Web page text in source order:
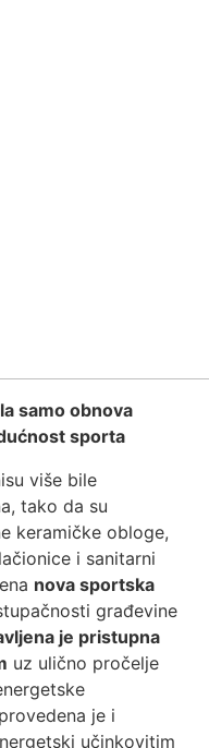
samo obnova
sporta
više bile
tako da su
keramičke obloge,
i sanitarni
nova sportska
građevine
je pristupna
uz ulično pročelje
je i
učinkovitim